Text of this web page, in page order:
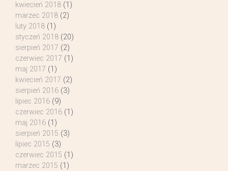
kwiecień 2018 (1)
marzec 2018 (2)
luty 2018 (1)
styczeń 2018 (20)
sierpień 2017 (2)
czerwiec 2017 (1)
maj 2017 (1)
kwiecień 2017 (2)
sierpień 2016 (3)
lipiec 2016 (9)
czerwiec 2016 (1)
maj 2016 (1)
sierpień 2015 (3)
lipiec 2015 (3)
czerwiec 2015 (1)
marzec 2015 (1)